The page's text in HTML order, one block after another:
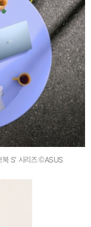
북 S' 시리즈 ©ASUS